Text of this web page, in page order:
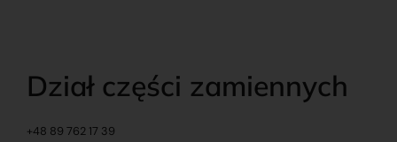
Dział części zamiennych
+48 89 762 17 39